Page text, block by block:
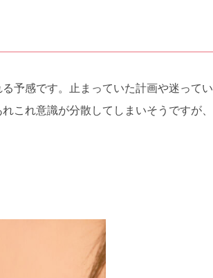
予感です。止まっていた計画や迷ってい
これ意識が分散してしまいそうですが、